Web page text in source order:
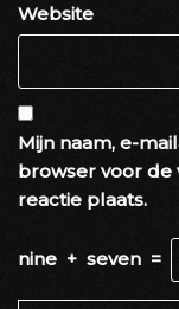
Website
Mijn naam, e-
browser voor de
reactie plaats.
nine + seven =